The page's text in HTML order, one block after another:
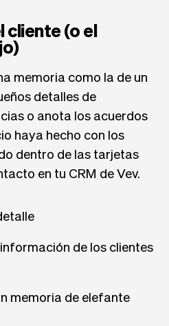
cliente (o el
memoria como la de un
detalles de
o anota los acuerdos
haya hecho con los
dentro de las tarjetas
en tu CRM de Vev.
de los clientes
memoria de elefante